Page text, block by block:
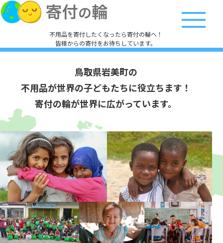
不用品を寄付したくなったら寄付の輪へ！
皆様からの寄付をお待ちしています。
鳥取県岩美町の
不用品が世界の子どもたちに役立ちます！
寄付の輪が世界に広がっています。